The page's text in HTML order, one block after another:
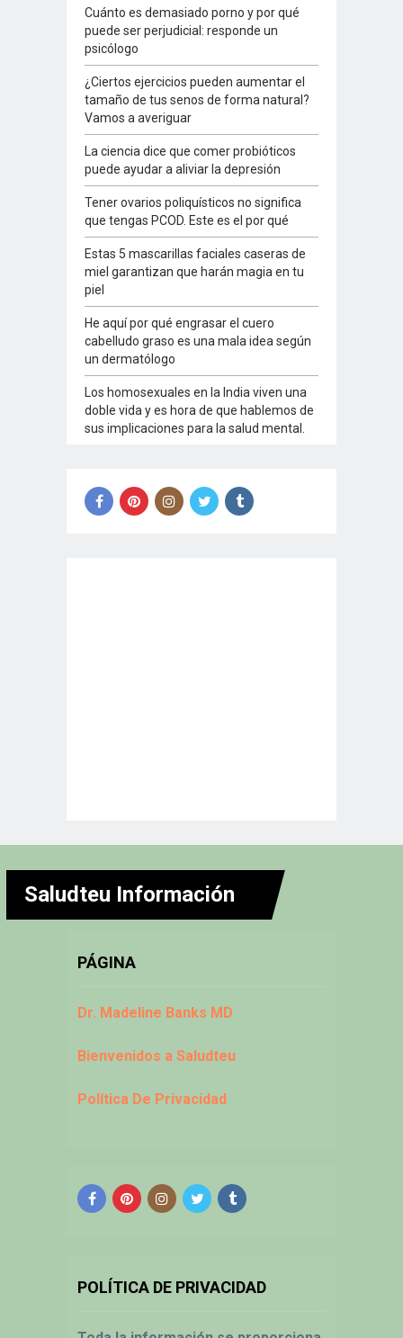
Cuánto es demasiado porno y por qué
puede ser perjudicial: responde un
psicólogo
¿Ciertos ejercicios pueden aumentar el
tamaño de tus senos de forma natural?
Vamos a averiguar
La ciencia dice que comer probióticos
puede ayudar a aliviar la depresión
Tener ovarios poliquísticos no significa
que tengas PCOD. Este es el por qué
Estas 5 mascarillas faciales caseras de
miel garantizan que harán magia en tu
piel
He aquí por qué engrasar el cuero
cabelludo graso es una mala idea según
un dermatólogo
Los homosexuales en la India viven una
doble vida y es hora de que hablemos de
sus implicaciones para la salud mental.
Saludteu Información
PÁGINA
Dr. Madeline Banks MD
Bienvenidos a Saludteu
Política De Privacidad
POLÍTICA DE PRIVACIDAD